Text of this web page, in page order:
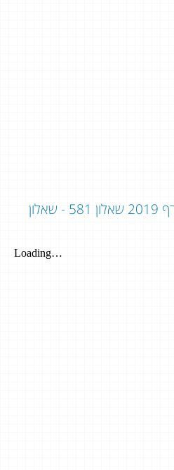
שאלה מספר 8 - בגרות חורף 2019 שאלון 581 - שאלון